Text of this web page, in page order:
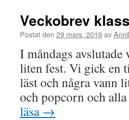
Veckobrev
Postat den 29 mars, 2019av
I måndags
liten fest. Vi gick en
läst och några vann
och popcorn och
läsa →